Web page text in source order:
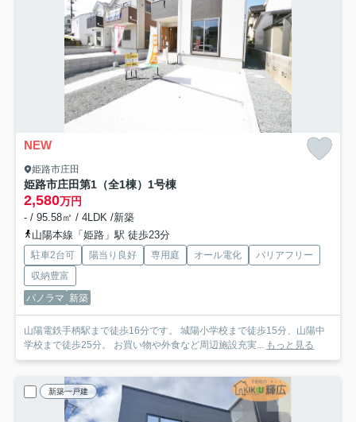
NEW
姫路市庄田
姫路市庄田第1（全1棟）1号棟
2,580万円
- / 95.58㎡ / 4LDK /新築
山陽本線「姫路」駅 徒歩23分
駐車2台可 陽当り良好 専用庭 オール電化
バリアフリー
収納豊富
パノラマ 新築
山陽電鉄手柄駅まで徒歩16分です。 城陽小学校まで徒歩15分、山陽中
学校まで徒歩25分。 お買い物や外食など周辺施設充実... もっと見る
新築一戸建